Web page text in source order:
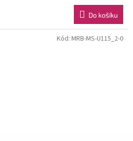
Do košíku
Kód: MRB-MS-U115_2-0